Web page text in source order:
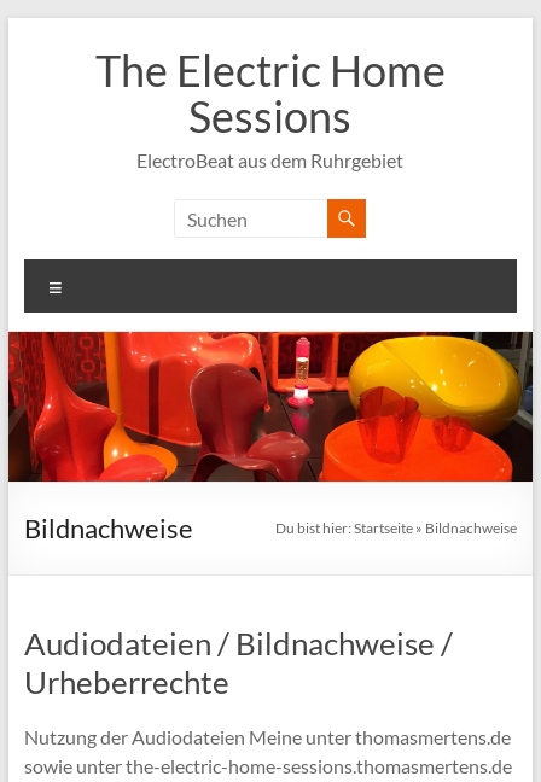
The Electric Home
Sessions
ElectroBeat aus dem Ruhrgebiet
Bildnachweise Du bist hier:Startseite » Bildnachweise
Audiodateien / Bildnachweise /
Urheberrechte
Nutzung der Audiodateien Meine unter thomasmertens.de
sowie unter the-electric-home-sessions.thomasmertens.de